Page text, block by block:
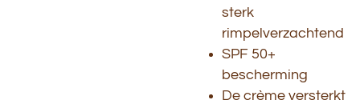
sterk
rimpelverzachtend
SPF 50+
bescherming
De crème versterkt